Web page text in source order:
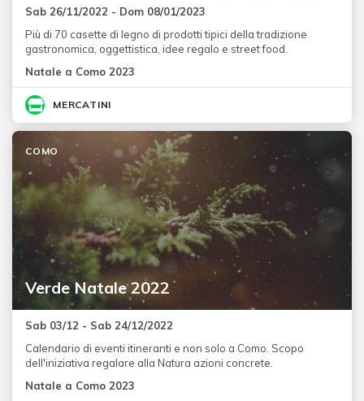
Sab 26/11/2022 - Dom 08/01/2023
Più di 70 casette di legno di prodotti tipici della tradizione
gastronomica, oggettistica, idee regalo e street food.
Natale a Como 2023
MERCATINI
Verde Natale 2022
COMO
Sab 03/12 - Sab 24/12/2022
Calendario di eventi itineranti e non solo a Como. Scopo
dell'iniziativa regalare alla Natura azioni concrete.
Natale a Como 2023